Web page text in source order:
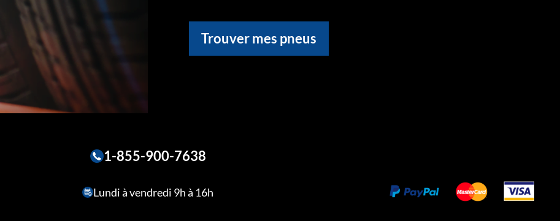
Trouver mes pneus
1-855-900-7638
Lundi à vendredi 9h à 16h